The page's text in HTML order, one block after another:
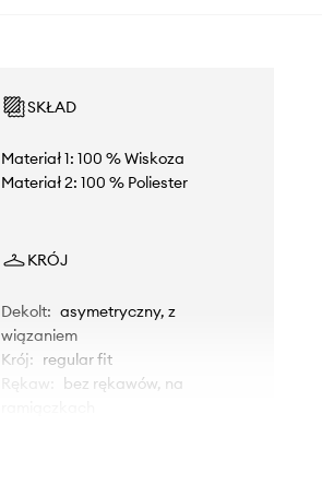
SKŁAD
Materiał 1: 100 % Wiskoza
Materiał 2: 100 % Poliester
KRÓJ
Dekolt: asymetryczny, z
wiązaniem
Krój: regular fit
Rękaw
bez rękawów, na